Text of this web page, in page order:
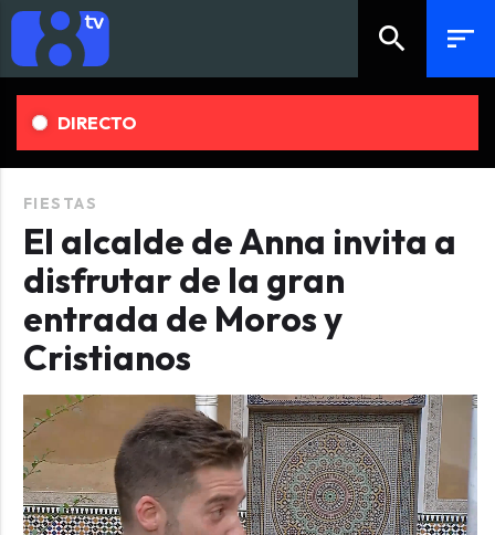
search sort
DIRECTO
FIESTAS
El alcalde de Anna invita a
disfrutar de la gran
entrada de Moros y
Cristianos